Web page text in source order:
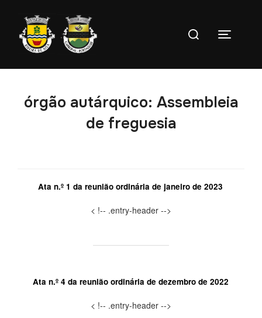
conteúdo
por:
Toggle
órgão autárquico: Assembleia
de freguesia
Ata n.º 1 da reunião ordinária de janeiro de 2023
< !-- .entry-header -->
Ata n.º 4 da reunião ordinária de dezembro de 2022
< !-- .entry-header -->